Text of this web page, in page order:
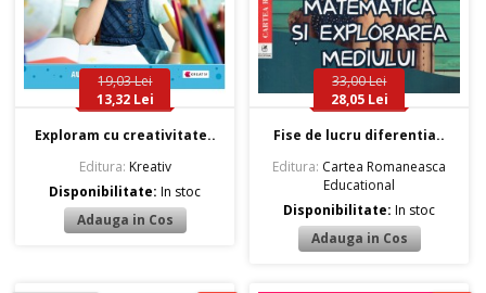
19,03 Lei
13,32 Lei
Exploram cu creativitate..
Editura: Kreativ
Disponibilitate:In stoc
33,00 Lei
28,05 Lei
Fise de lucru diferentia..
Editura: Cartea Romaneasca
Educational
Disponibilitate:In stoc